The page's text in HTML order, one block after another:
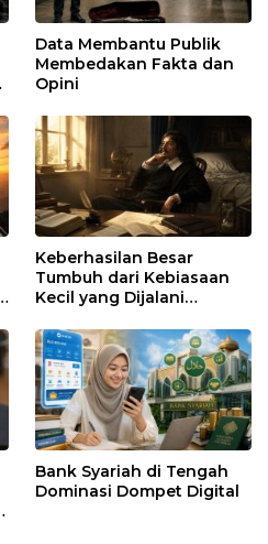
Data Membantu Publik
Membedakan Fakta dan
Opini
Keberhasilan Besar
Tumbuh dari Kebiasaan
Kecil yang Dijalani
Bank Syariah di Tengah
Dominasi Dompet Digital